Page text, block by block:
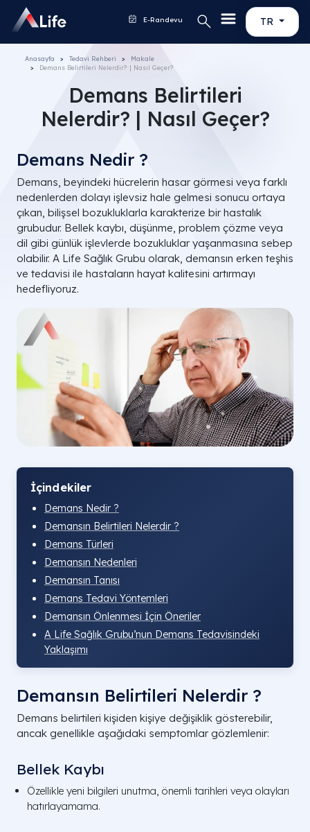
TR
E-Randevu
Anasayfa Tedavi Rehberi
Makale
Demans Belirtileri Nelerdir? | Nasıl Geçer?
Demans Belirtileri
Nelerdir? | Nasıl Geçer?
Demans Nedir ?
Demans, beyindeki hücrelerin hasar görmesi veya farklı
nedenlerden dolayı işlevsiz hale gelmesi sonucu ortaya
çıkan, bilişsel bozukluklarla karakterize bir hastalık
grubudur. Bellek kaybı, düşünme, problem çözme veya
dil gibi günlük işlevlerde bozukluklar yaşanmasına sebep
olabilir. A Life Sağlık Grubu olarak, demansın erken teşhis
ve tedavisi ile hastaların hayat kalitesini artırmayı
hedefliyoruz.
İçindekiler
Demans Nedir ?
Demansın Belirtileri Nelerdir ?
Demans Türleri
Demansın Nedenleri
Demansın Tanısı
Demans Tedavi Yöntemleri
Demansın Önlenmesi İçin Öneriler
A Life Sağlık Grubu’nun Demans Tedavisindeki
Yaklaşımı
Demansın Belirtileri Nelerdir ?
Demans belirtileri kişiden kişiye değişiklik gösterebilir,
ancak genellikle aşağıdaki semptomlar gözlemlenir:
Bellek Kaybı
Özellikle yeni bilgileri unutma, önemli tarihleri veya olayları
hatırlayamama.